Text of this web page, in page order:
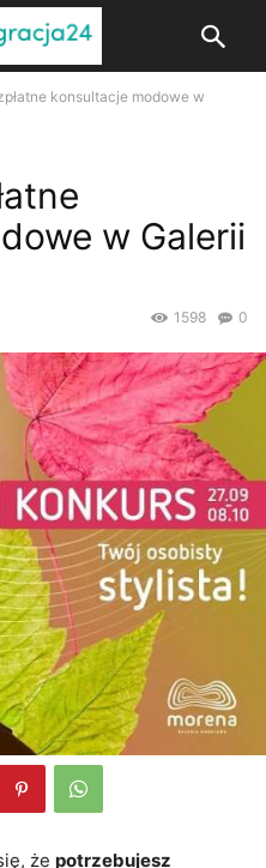
konsultacje modowe w
w Galerii
0
1598
że potrzebujesz